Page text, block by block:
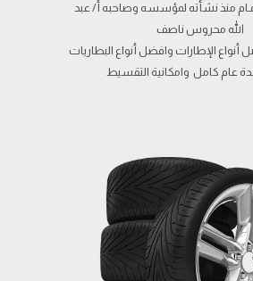
يقرب من 45 عـام منذ نشأته لمؤسسه وصاحبه أ/ عبد
الله محروس ناصف
أنواع الإطارات وافضل أنواع البطاريات
عام كامل وامكانية التقسيط